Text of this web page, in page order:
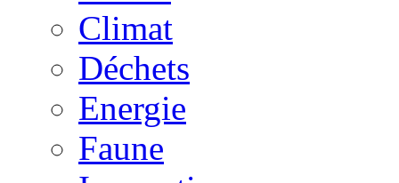
Climat
Déchets
Energie
Faune